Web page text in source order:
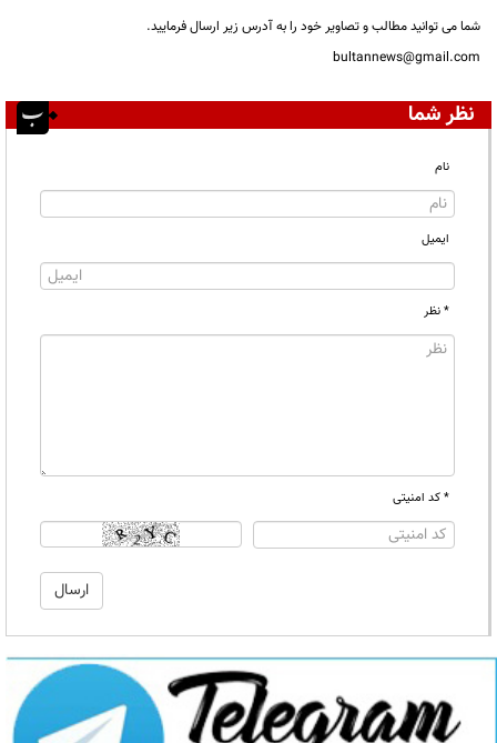
شما می توانید مطالب و تصاویر خود را به آدرس زیر ارسال فرمایید.
bultannews@gmail.com
نظر شما
نام
ایمیل
* نظر
* کد امنیتی